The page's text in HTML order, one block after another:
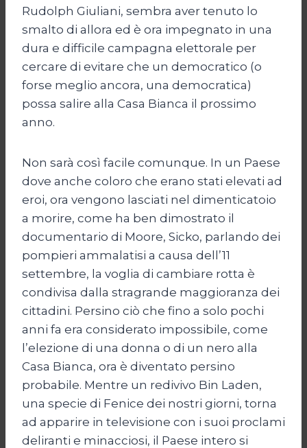
Rudolph Giuliani, sembra aver tenuto lo
smalto di allora ed è ora impegnato in una
dura e difficile campagna elettorale per
cercare di evitare che un democratico (o
forse meglio ancora, una democratica)
possa salire alla Casa Bianca il prossimo
anno.
Non sarà così facile comunque. In un Paese
dove anche coloro che erano stati elevati ad
eroi, ora vengono lasciati nel dimenticatoio
a morire, come ha ben dimostrato il
documentario di Moore, Sicko, parlando dei
pompieri ammalatisi a causa dell’11
settembre, la voglia di cambiare rotta è
condivisa dalla stragrande maggioranza dei
cittadini. Persino ciò che fino a solo pochi
anni fa era considerato impossibile, come
l’elezione di una donna o di un nero alla
Casa Bianca, ora è diventato persino
probabile. Mentre un redivivo Bin Laden,
una specie di Fenice dei nostri giorni, torna
ad apparire in televisione con i suoi proclami
deliranti e minacciosi, il Paese intero si